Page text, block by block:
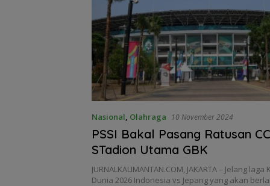
Nasional Olahraga 10 November 2024
PSSI Bakal Pasang Ratusan
STadion Utama GBK
JURNALKALIMANTAN.COM, JAKARTA – Jelang
Dunia 2026 Indonesia vs Jepang yang akan